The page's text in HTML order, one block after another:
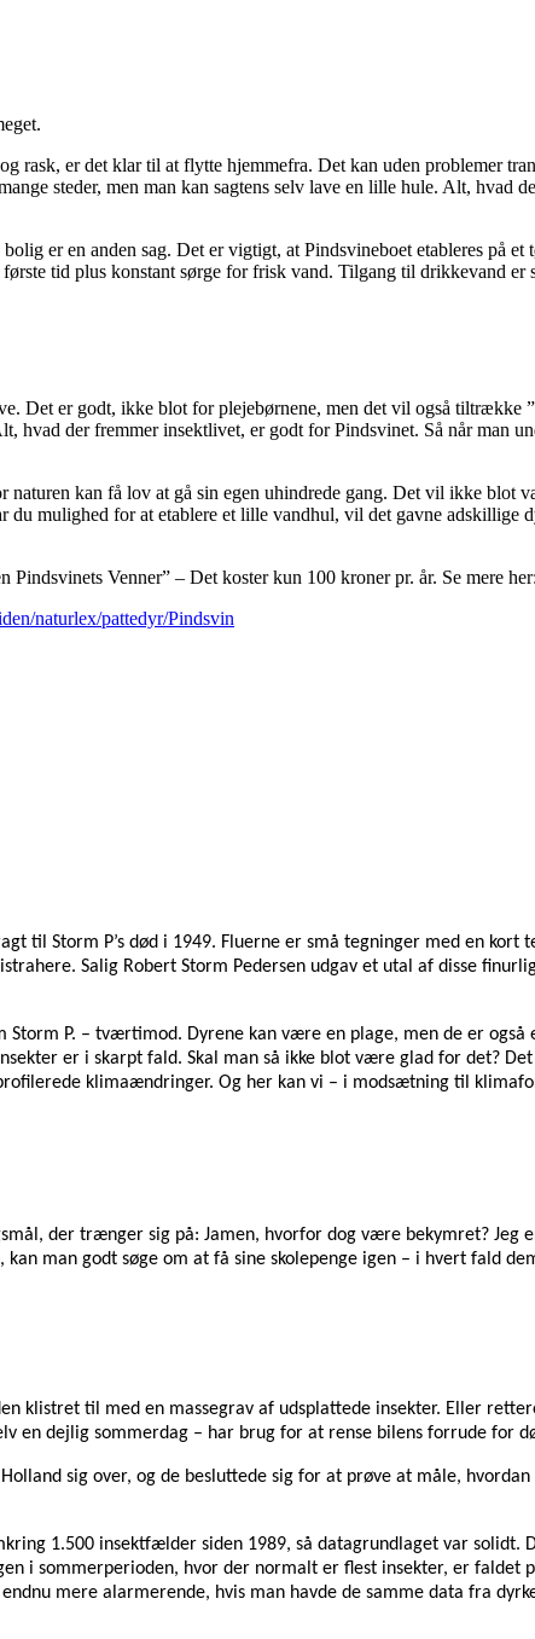
er det klar til at flytte hjemmefra. Det kan uden problemer
steder, men man kan sagtens selv lave en lille hule. Alt, hvad
er en anden sag. Det er vigtigt, at Pindsvineboet etableres på
tid plus konstant sørge for frisk vand. Tilgang til drikkevand
Det er godt, ikke blot for plejebørnene, men det vil også tiltrække
hvad der fremmer insektlivet, er godt for Pindsvinet. Så når man
kan få lov at gå sin egen uhindrede gang. Det vil ikke blot
mulighed for at etablere et lille vandhul, vil det gavne adskillige
Venner” – Det koster kun 100 kroner pr. år. Se mere her:
naturlex/pattedyr/Pindsvin
til Storm P’s død i 1949. Fluerne er små tegninger med en
Salig Robert Storm Pedersen udgav et utal af disse
P. – tværtimod. Dyrene kan være en plage, men de er
er i skarpt fald. Skal man så ikke blot være glad for det?
klimaændringer. Og her kan vi – i modsætning til
der trænger sig på: Jamen, hvorfor dog være bekymret?
man godt søge om at få sine skolepenge igen – i hvert fald
klistret til med en massegrav af udsplattede insekter. Eller
en dejlig sommerdag – har brug for at rense bilens forrude for
sig over, og de besluttede sig for at prøve at måle,
1.500 insektfælder siden 1989, så datagrundlaget var solidt.
i sommerperioden, hvor der normalt er flest insekter, er faldet
mere alarmerende, hvis man havde de samme data fra